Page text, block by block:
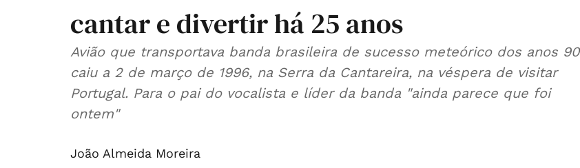
cantar e divertir há 25 anos
Avião que transportava banda brasileira de sucesso meteórico dos anos 90
caiu a 2 de março de 1996, na Serra da Cantareira, na véspera de visitar
Portugal. Para o pai do vocalista e líder da banda "ainda parece que foi
ontem"
João Almeida Moreira